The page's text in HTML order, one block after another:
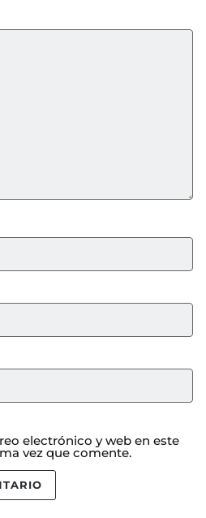
electrónico y web en este
vez que comente.